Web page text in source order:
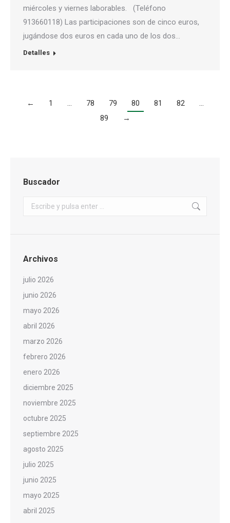
miércoles y viernes laborables. (Teléfono
913660118) Las participaciones son de cinco euros,
jugándose dos euros en cada uno de los dos…
Detalles
← 1 … 78 79 80 81 82
…
89
→
Buscador
Buscar:
Archivos
julio 2026
junio 2026
mayo 2026
abril 2026
marzo 2026
febrero 2026
enero 2026
diciembre 2025
noviembre 2025
octubre 2025
septiembre 2025
agosto 2025
julio 2025
junio 2025
mayo 2025
abril 2025